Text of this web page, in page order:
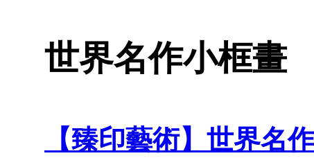
世界名作小框畫
【臻印藝術】世界名